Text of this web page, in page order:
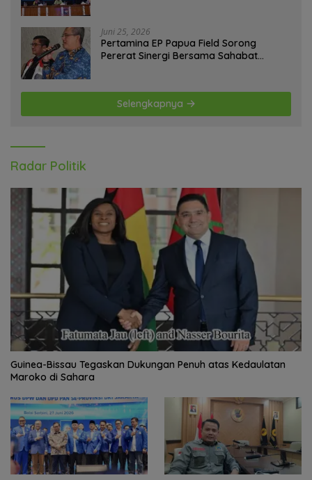
Juni 25, 2026
Pertamina EP Papua Field Sorong
Pererat Sinergi Bersama Sahabat
Selengkapnya
Radar Politik
Guinea-Bissau Tegaskan Dukungan Penuh atas Kedaulatan
Maroko di Sahara